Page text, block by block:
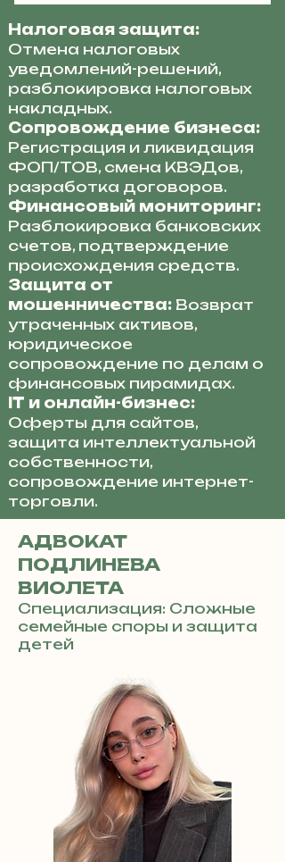
Налоговая защита:
Отмена налоговых
уведомлений-решений,
разблокировка налоговых
накладных.
Сопровождение бизнеса:
Регистрация и ликвидация
ФОП/ТОВ, смена КВЭДов,
разработка договоров.
Финансовый мониторинг:
Разблокировка банковских
счетов, подтверждение
происхождения средств.
Защита от
мошенничества: Возврат
утраченных активов,
юридическое
сопровождение по делам о
финансовых пирамидах.
IT и онлайн-бизнес:
Оферты для сайтов,
защита интеллектуальной
собственности,
сопровождение интернет-
торговли.
АДВОКАТ
ПОДЛИНЕВА
ВИОЛЕТА
Специализация: Сложные
семейные споры и защита
детей